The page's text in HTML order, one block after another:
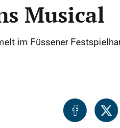
Musical
im Füssener